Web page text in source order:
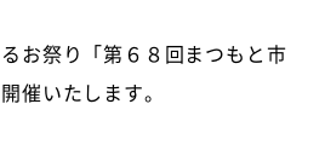
お祭り「第６８回まつもと市
催いたします。